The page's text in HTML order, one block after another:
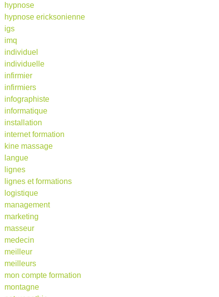
hypnose
hypnose ericksonienne
igs
imq
individuel
individuelle
infirmier
infirmiers
infographiste
informatique
installation
internet formation
kine massage
langue
lignes
lignes et formations
logistique
management
marketing
masseur
medecin
meilleur
meilleurs
mon compte formation
montagne